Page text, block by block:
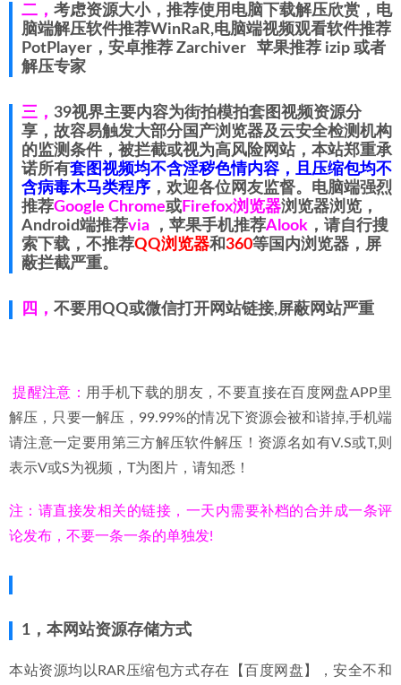
二， 考虑资源大小，推荐使用电脑下载解压欣赏，电
脑端解压软件推荐WinRaR,电脑端视频观看软件推荐
PotPlayer，安卓推荐 Zarchiver 苹果推荐 izip 或者
解压专家
三， 39视界主要内容为街拍模拍套图视频资源分
享，故容易触发大部分国产浏览器及云安全检测机构
的监测条件，被拦截或视为高风险网站，本站郑重承
诺所有套图视频均不含淫秽色情内容，且压缩包均不
含病毒木马类程序 ，欢迎各位网友监督。电脑端强烈
推荐Google Chrome或Firefox浏览器浏览器浏览，
Android端推荐via ，苹果手机推荐Alook ，请自行搜
索下载，不推荐QQ浏览器和360等国内浏览器，屏
蔽拦截严重。
四， 不要用QQ或微信打开网站链接,屏蔽网站严重
提醒注意： 用手机下载的朋友，不要直接在百度网盘APP里
解压，只要一解压，99.99%的情况下资源会被和谐掉,手机端
请注意一定要用第三方解压软件解压！资源名如有V.S或T,则
表示V或S为视频，T为图片，请知悉！
注：请直接发相关的链接，一天内需要补档的合并成一条评
论发布，不要一条一条的单独发!
1，本网站资源存储方式
本站资源均以RAR压缩包方式存在【百度网盘】，安全不和